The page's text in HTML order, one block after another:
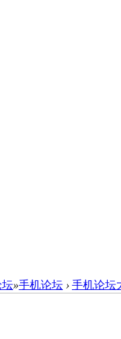
坛»手机论坛 › 手机论坛